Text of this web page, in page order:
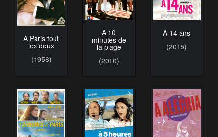
A Paris tout
les deux
(1958)
A 10
minutes de
la plage
(2010)
A 14 ans
(2015)